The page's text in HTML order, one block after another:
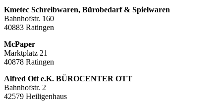
Kmetec Schreibwaren, Bürobedarf & Spielwaren
Bahnhofstr. 160
40883 Ratingen
McPaper
Marktplatz 21
40878 Ratingen
Alfred Ott e.K. BÜROCENTER OTT
Bahnhofstr. 2
42579 Heiligenhaus